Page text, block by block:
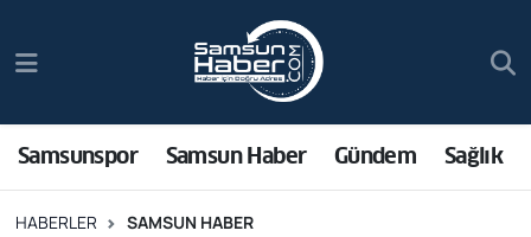
Samsunspor Samsun Haber Gündem Sağlık
HABERLER SAMSUN HABER
Samsun Haber
Sağlık
Trafik Durumu
Süper Lig Puan Durumu ve Fikstür